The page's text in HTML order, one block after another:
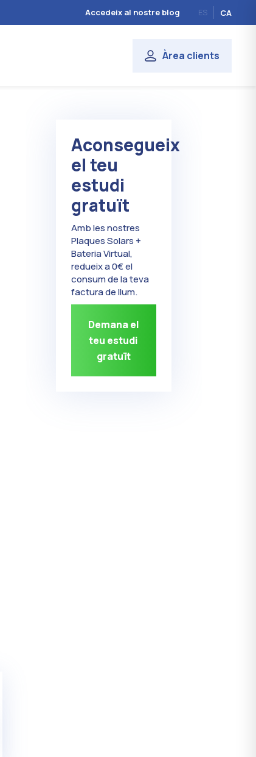
Accedeix al nostre blog ES CA
Àrea clients
Aconsegueix
el teu
estudi
gratuït
Amb les nostres
Plaques Solars +
Bateria Virtual,
redueix a 0€ el
consum de la teva
factura de llum.
Demana el
teu estudi
gratuït